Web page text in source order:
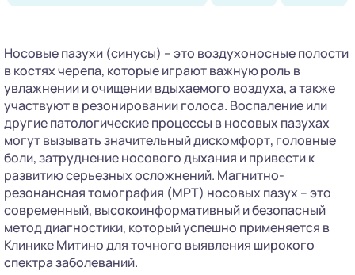
Носовые пазухи (синусы) – это воздухоносные полости
в костях черепа, которые играют важную роль в
увлажнении и очищении вдыхаемого воздуха, а также
участвуют в резонировании голоса. Воспаление или
другие патологические процессы в носовых пазухах
могут вызывать значительный дискомфорт, головные
боли, затруднение носового дыхания и привести к
развитию серьезных осложнений. Магнитно-
резонансная томография (МРТ) носовых пазух – это
современный, высокоинформативный и безопасный
метод диагностики, который успешно применяется в
Клинике Митино для точного выявления широкого
спектра заболеваний.